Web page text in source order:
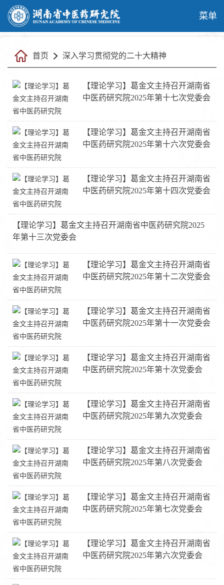
菜单
首页 深入学习贯彻党的二十大精神
【理论学习】葛金文主持召开湖南省
中医药研究院2025年第十七次党委会
【理论学习】葛金文主持召开湖南省
中医药研究院2025年第十六次党委会
【理论学习】葛金文主持召开湖南省
中医药研究院2025年第十四次党委会
【理论学习】葛金文主持召开湖南省中医药研究院2025
年第十三次党委会
【理论学习】葛金文主持召开湖南省
中医药研究院2025年第十二次党委会
【理论学习】葛金文主持召开湖南省
中医药研究院2025年第十一次党委会
【理论学习】葛金文主持召开湖南省
中医药研究院2025年第十次党委会
【理论学习】葛金文主持召开湖南省
中医药研究院2025年第九次党委会
【理论学习】葛金文主持召开湖南省
中医药研究院2025年第八次党委会
【理论学习】葛金文主持召开湖南省
中医药研究院2025年第七次党委会
【理论学习】葛金文主持召开湖南省
中医药研究院2025年第六次党委会